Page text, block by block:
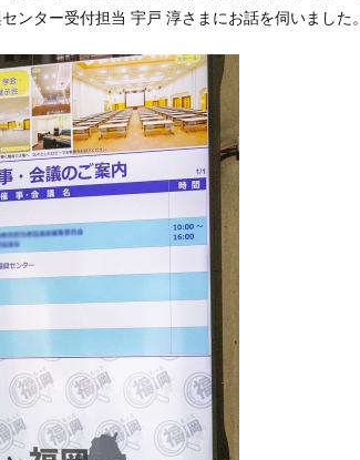
ンター受付担当 宇戸 淳さまにお話を伺いました。